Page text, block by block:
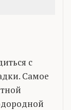
с
Самое